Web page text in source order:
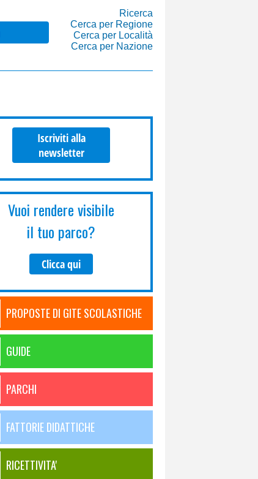
Ricerca
Cerca per Regione
Cerca per Località
Cerca per Nazione
Iscriviti alla
newsletter
Vuoi rendere visibile
il tuo parco?
Clicca qui
PROPOSTE DI GITE SCOLASTICHE
GUIDE
PARCHI
FATTORIE DIDATTICHE
RICETTIVITA'